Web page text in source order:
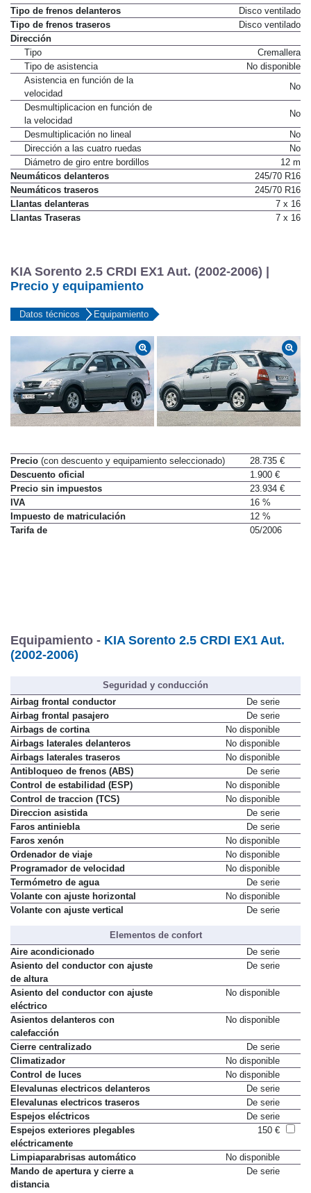
Tipo de frenos delanteros
Disco ventilado
Tipo de frenos traseros
Disco ventilado
Dirección
Tipo
Cremallera
Tipo de asistencia
No disponible
Asistencia en función de la
velocidad
No
Desmultiplicacion en función de
la velocidad
No
Desmultiplicación no lineal
No
Dirección a las cuatro ruedas
No
Diámetro de giro entre bordillos
12 m
Neumáticos delanteros
245/70 R16
Neumáticos traseros
245/70 R16
Llantas delanteras
7 x 16
Llantas Traseras
7 x 16
KIA Sorento 2.5 CRDI EX1 Aut. (2002-2006) |
Precio y equipamiento
Datos técnicos Equipamiento
Precio (con descuento y equipamiento seleccionado)
28.735 €
Descuento oficial
1.900 €
Precio sin impuestos
23.934 €
IVA
16 %
Impuesto de matriculación
12 %
Tarifa de
05/2006
Equipamiento - KIA Sorento 2.5 CRDI EX1 Aut.
(2002-2006)
Seguridad y conducción
Airbag frontal conductor
De serie
Airbag frontal pasajero
De serie
Airbags de cortina
No disponible
Airbags laterales delanteros
No disponible
Airbags laterales traseros
No disponible
Antibloqueo de frenos (ABS)
De serie
Control de estabilidad (ESP)
No disponible
Control de traccion (TCS)
No disponible
Direccion asistida
De serie
Faros antiniebla
De serie
Faros xenón
No disponible
Ordenador de viaje
No disponible
Programador de velocidad
No disponible
Termómetro de agua
De serie
Volante con ajuste horizontal
No disponible
Volante con ajuste vertical
De serie
Elementos de confort
Aire acondicionado
De serie
Asiento del conductor con ajuste
de altura
De serie
Asiento del conductor con ajuste
eléctrico
No disponible
Asientos delanteros con
calefacción
No disponible
Cierre centralizado
De serie
Climatizador
No disponible
Control de luces
No disponible
Elevalunas electricos delanteros
De serie
Elevalunas electricos traseros
De serie
Espejos eléctricos
De serie
Espejos exteriores plegables
eléctricamente
150 €
Limpiaparabrisas automático
No disponible
Mando de apertura y cierre a
distancia
De serie